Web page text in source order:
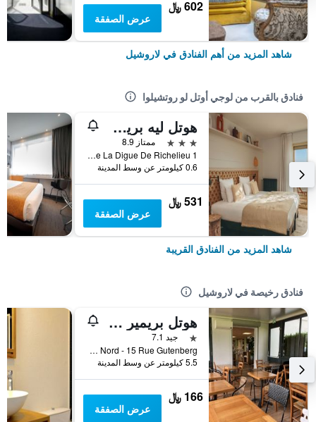
602 ﷼
عرض الصفقة
شاهد المزيد من أهم الفنادق في لاروشيل
فنادق بالقرب من لوجي أوتل لو روتشيلوا
هوتل ليه بريسيه
3 نجوم
ممتاز 8.9
Chemin De La Digue De Richelieu 1, لاروشيل, شارنت البحرية, فرنسا
0.6 كيلومتر عن وسط المدينة
531 ﷼
عرض الصفقة
شاهد المزيد من الفنادق القريبة
فنادق رخيصة في لاروشيل
هوتل بريمير كلاس لا روتشيل سود - أيتراي
نجمة واحدة
جيد 7.1
Zac de Belle-Aire Nord - 15 Rue Gutenberg, لاروشيل, شارنت البحرية, فرنسا
5.5 كيلومتر عن وسط المدينة
166 ﷼
عرض الصفقة